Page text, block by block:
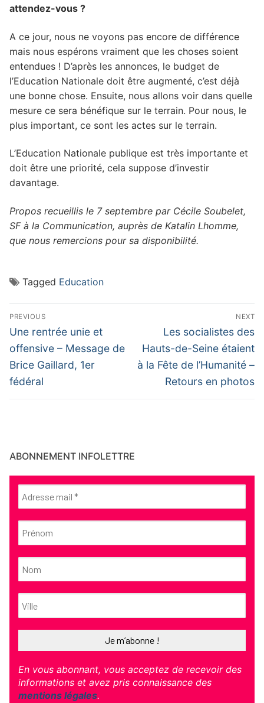
attendez-vous ?
A ce jour, nous ne voyons pas encore de différence
mais nous espérons vraiment que les choses soient
entendues ! D’après les annonces, le budget de
l’Education Nationale doit être augmenté, c’est déjà
une bonne chose. Ensuite, nous allons voir dans quelle
mesure ce sera bénéfique sur le terrain. Pour nous, le
plus important, ce sont les actes sur le terrain.
L’Education Nationale publique est très importante et
doit être une priorité, cela suppose d’investir
davantage.
Propos recueillis le 7 septembre par Cécile Soubelet,
SF à la Communication, auprès de Katalin Lhomme,
que nous remercions pour sa disponibilité.
Tagged Education
Navigation
de
l’article
PREVIOUS
Previous
post:
Une rentrée unie et
offensive – Message de
Brice Gaillard, 1er
fédéral
NEXT
Next
post:
Les socialistes des
Hauts-de-Seine étaient
à la Fête de l’Humanité –
Retours en photos
ABONNEMENT INFOLETTRE
En vous abonnant, vous acceptez de recevoir des
informations et avez pris connaissance des
mentions légales.